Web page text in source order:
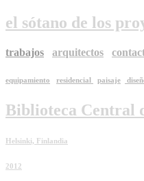
el sótano de los
trabajos arquitectos
equipamiento residencial paisaje
Biblioteca Central
Helsinki, Finlandia
2012